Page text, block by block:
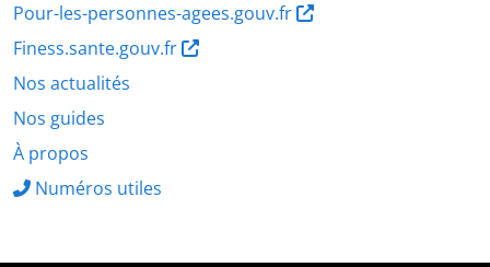
Pour-les-personnes-agees.gouv.fr
Finess.sante.gouv.fr
Nos actualités
Nos guides
À propos
Numéros utiles